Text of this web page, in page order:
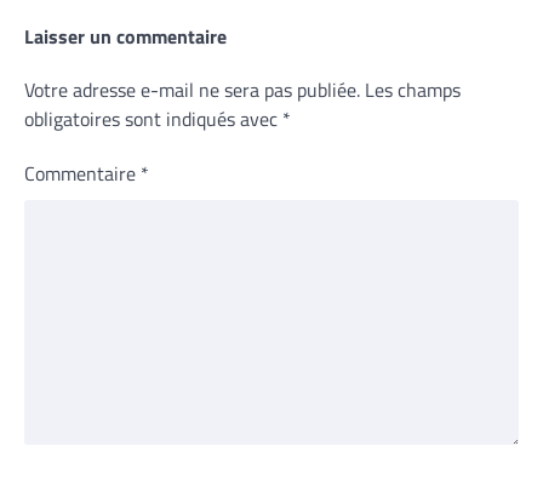
Laisser un commentaire
Votre adresse e-mail ne sera pas publiée. Les champs
obligatoires sont indiqués avec *
Commentaire *